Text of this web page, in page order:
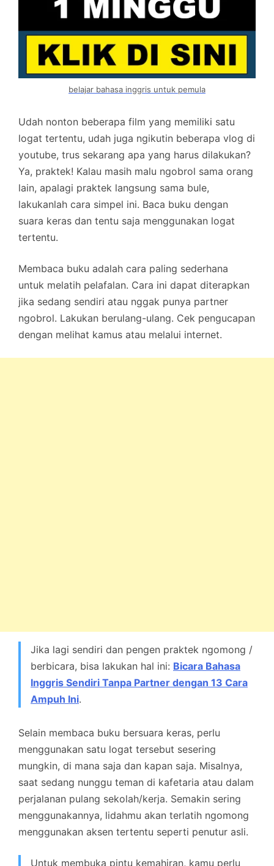
belajar bahasa inggris untuk pemula
Udah nonton beberapa film yang memiliki satu
logat tertentu, udah juga ngikutin beberapa vlog di
youtube, trus sekarang apa yang harus dilakukan?
Ya, praktek! Kalau masih malu ngobrol sama orang
lain, apalagi praktek langsung sama bule,
lakukanlah cara simpel ini. Baca buku dengan
suara keras dan tentu saja menggunakan logat
tertentu.
Membaca buku adalah cara paling sederhana
untuk melatih pelafalan. Cara ini dapat diterapkan
jika sedang sendiri atau nggak punya partner
ngobrol. Lakukan berulang-ulang. Cek pengucapan
dengan melihat kamus atau melalui internet.
Jika lagi sendiri dan pengen praktek ngomong /
berbicara, bisa lakukan hal ini: Bicara Bahasa
Inggris Sendiri Tanpa Partner dengan 13 Cara
Ampuh Ini.
Selain membaca buku bersuara keras, perlu
menggunakan satu logat tersebut sesering
mungkin, di mana saja dan kapan saja. Misalnya,
saat sedang nunggu teman di kafetaria atau dalam
perjalanan pulang sekolah/kerja. Semakin sering
menggunakannya, lidahmu akan terlatih ngomong
menggunakan aksen tertentu seperti penutur asli.
Untuk membuka pintu kemahiran, kamu perlu